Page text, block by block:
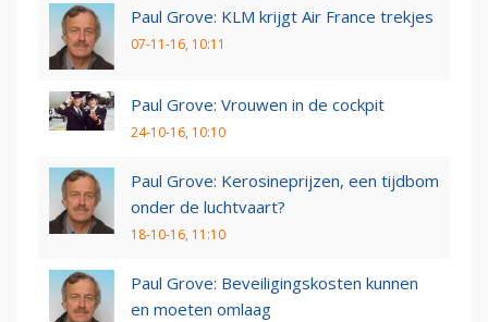
Paul Grove: KLM krijgt Air France trekjes
07-11-16, 10:11
Paul Grove: Vrouwen in de cockpit
24-10-16, 10:10
Paul Grove: Kerosineprijzen, een tijdbom
onder de luchtvaart?
18-10-16, 11:10
Paul Grove: Beveiligingskosten kunnen
en moeten omlaag